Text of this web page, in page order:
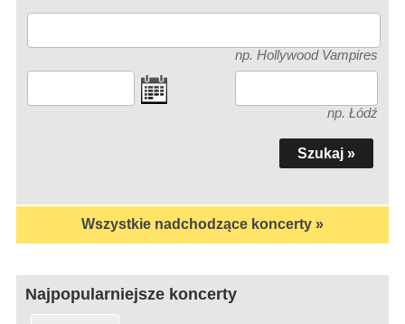
np. Hollywood Vampires
np. Łódź
Wszystkie nadchodzące koncerty »
Najpopularniejsze koncerty